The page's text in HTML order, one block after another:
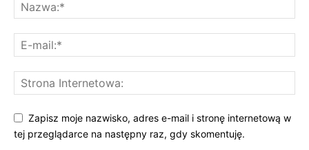
Zapisz moje nazwisko, adres e-mail i stronę internetową w
tej przeglądarce na następny raz, gdy skomentuję.